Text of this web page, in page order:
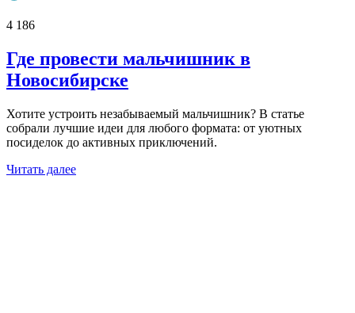
4 186
Где провести мальчишник в
Новосибирске
Хотите устроить незабываемый мальчишник? В статье
собрали лучшие идеи для любого формата: от уютных
посиделок до активных приключений.
Читать далее